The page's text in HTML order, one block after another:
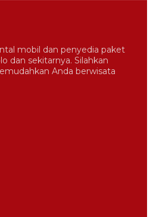
mobil dan penyedia paket
dan sekitarnya. Silahkan
Anda berwisata